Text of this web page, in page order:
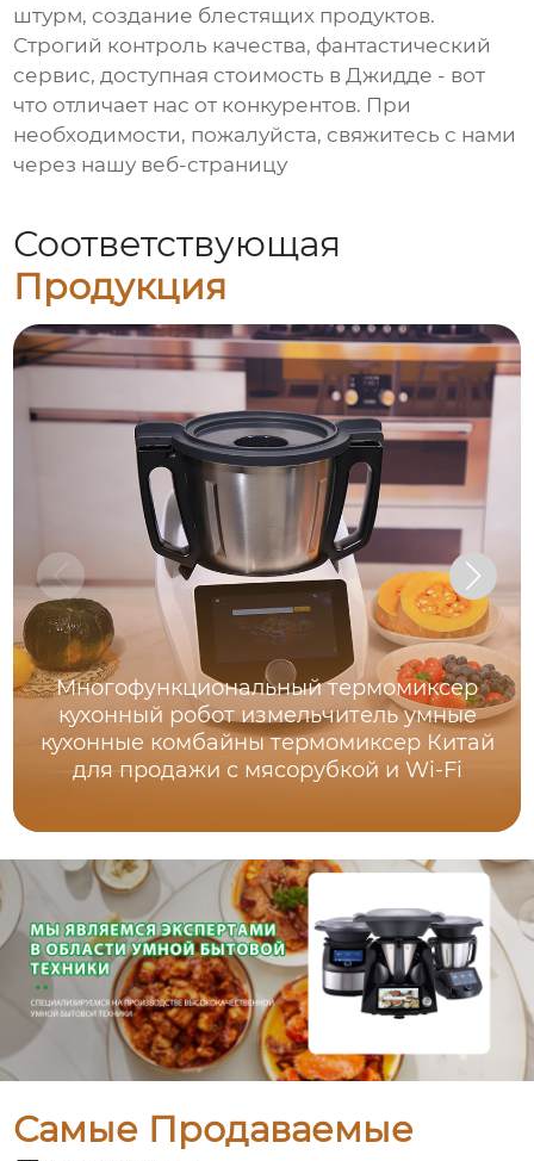
штурм, создание блестящих продуктов.
Строгий контроль качества, фантастический
сервис, доступная стоимость в Джидде - вот
что отличает нас от конкурентов. При
необходимости, пожалуйста, свяжитесь с нами
через нашу веб-страницу
Соответствующая
Продукция
Многофункциональный термомиксер
кухонный робот измельчитель умные
кухонные комбайны термомиксер Китай
для продажи с мясорубкой и Wi-Fi
Самые Продаваемые